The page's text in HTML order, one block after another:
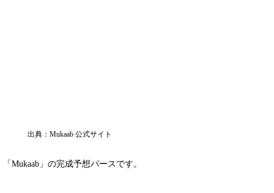
出典：Mukaab 公式サイト
「Mukaab」の完成予想パースです。